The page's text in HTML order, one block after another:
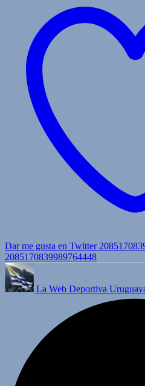
Dar me gusta en Twitter
2085170839989764448
La Web Deportiva